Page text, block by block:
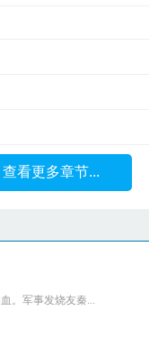
查看更多章节...
。军事发烧友秦...